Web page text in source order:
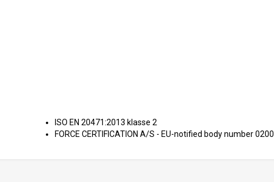
ISO EN 20471:2013 klasse 2
FORCE CERTIFICATION A/S - EU-notified body number 0200